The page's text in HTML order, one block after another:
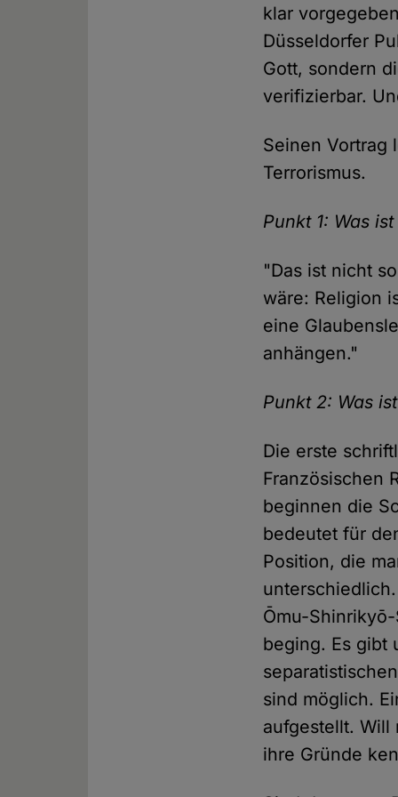
klar
Düsseldorfer
Gott, sondern
verifizierbar.
Seinen Vortrag
Terrorismus.
Punkt 1: Was
"Das ist nicht
wäre: Religion
eine
anhängen."
Punkt 2: Was
Die erste
Französischen
beginnen die
bedeutet für
Position, die
Ōmu-
beging. Es gibt
sind möglich.
aufgestellt. Will
ihre Gründe